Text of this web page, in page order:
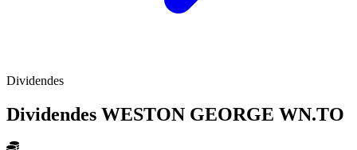
Dividendes
Dividendes WESTON GEORGE WN.TO